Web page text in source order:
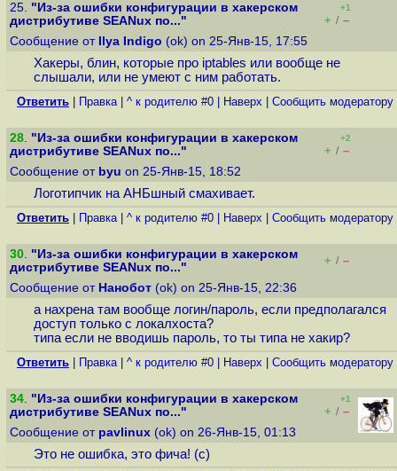
25. "Из-за ошибки конфигурации в хакерском
дистрибутиве SEANux по..."
+1
+ / –
Сообщение от
Ilya Indigo (ok) on 25-Янв-15, 17:55
Хакеры, блин, которые про iptables или вообще не
слышали, или не умеют с ним работать.
Ответить Правка| ^ к родителю #0 Наверх Cообщить модератору
28. "Из-за ошибки конфигурации в хакерском
дистрибутиве SEANux по..."
+2
+ / –
Сообщение от byu on 25-Янв-15, 18:52
Логотипчик на АНБшный смахивает.
Ответить Правка| ^ к родителю #0 Наверх Cообщить модератору
30. "Из-за ошибки конфигурации в хакерском
дистрибутиве SEANux по..."
+ / –
Сообщение от Нанобот (ok) on 25-Янв-15, 22:36
а нахрена там вообще логин/пароль, если предполагался
доступ только с локалхоста?
типа если не вводишь пароль, то ты типа не хакир?
Ответить Правка| ^ к родителю #0 Наверх Cообщить модератору
34. "Из-за ошибки конфигурации в хакерском
дистрибутиве SEANux по..."
+1
+ / –
Сообщение от pavlinux (ok) on 26-Янв-15, 01:13
Это не ошибка, это фича! (c)